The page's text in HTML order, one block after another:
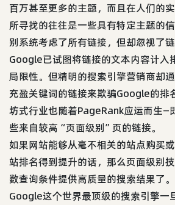
百万甚至更多的主题，而且在人们的
所寻找的往往是一些具有特定主题的
别系统考虑了所有链接，但却忽视了
Google已试图将链接的文本内容计入
局限性。但精明的搜索引擎营销商却
充盈关键词的链接来欺骗Google的排
坊式行业也随着PageRank应运而生—
些来自较高“页面级别”页的链接。
如果网站能够从毫不相关的站点购买
站排名得到提升的话，那么页面级别
数查询条件提供高质量的搜索结果了
Google这个世界最顶级的搜索引擎一